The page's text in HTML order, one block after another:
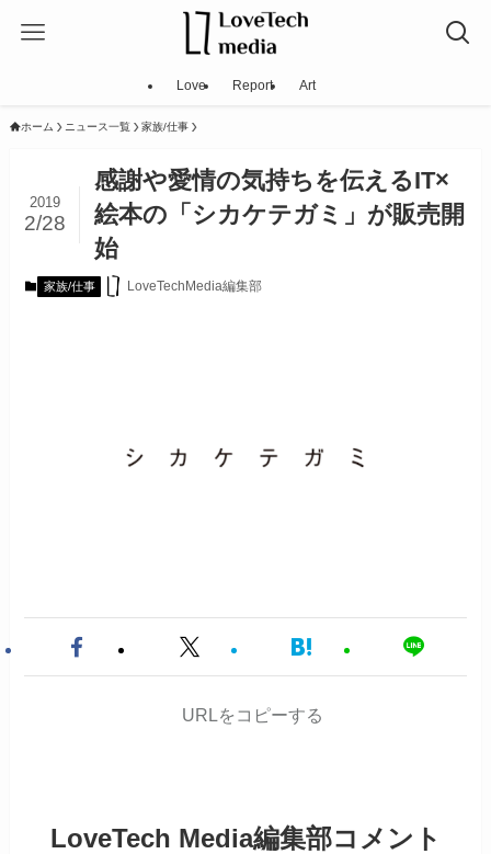
Love Report Art
ホーム ニュース一覧 家族/仕事
感謝や愛情の気持ちを伝えるIT×
絵本の「シカケテガミ」が販売開
始
2019
2/28
家族/仕事 LoveTechMedia編集部
URLをコピーする
LoveTech Media編集部コメント